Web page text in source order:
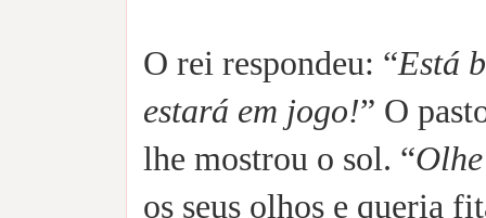
O rei respondeu: “Está
estará em jogo!” O
lhe mostrou o sol. “
os seus olhos e queria